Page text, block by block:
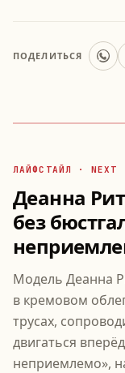
ПОДЕЛИТЬСЯ
ЛАЙФСТАЙЛ · NEXT
Деанна
без
Модель Деанна
в кремовом
трусах,
двигаться
неприемлемо»,